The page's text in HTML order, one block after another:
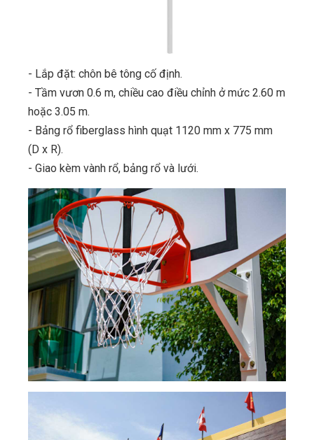
- Lắp đặt: chôn bê tông cố định.
- Tầm vươn 0.6 m, chiều cao điều chỉnh ở mức 2.60 m
hoặc 3.05 m.
- Bảng rổ fiberglass hình quạt 1120 mm x 775 mm
(D x R).
- Giao kèm vành rổ, bảng rổ và lưới.